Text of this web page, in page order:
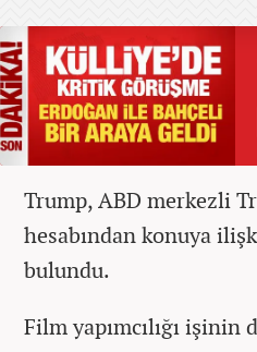
Trump, ABD merkezli
hesabından konuya
bulundu.
Film yapımcılığı işinin